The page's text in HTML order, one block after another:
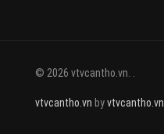
© 2026 vtvcantho.vn. .
vtvcantho.vn byvtvcantho.vn